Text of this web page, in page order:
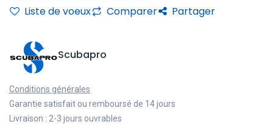
Liste de voeux Comparer Partager
Scubapro
Conditions générales
Garantie satisfait ou remboursé de 14 jours
Livraison : 2-3 jours ouvrables